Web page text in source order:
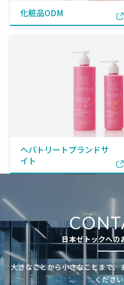
化粧品ODM
ヘパトリートブランドサ
イト
日本ゼトックへの
大きなことから小さなことまで、
くださ